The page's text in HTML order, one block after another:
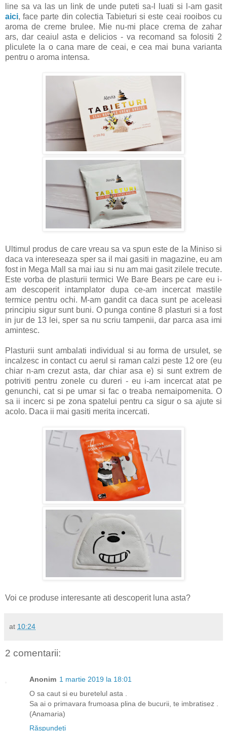
line sa va las un link de unde puteti sa-l luati si l-am gasit
aici, face parte din colectia Tabieturi si este ceai rooibos cu
aroma de creme brulee. Mie nu-mi place crema de zahar
ars, dar ceaiul asta e delicios - va recomand sa folositi 2
pliculete la o cana mare de ceai, e cea mai buna varianta
pentru o aroma intensa.
Ultimul produs de care vreau sa va spun este de la Miniso si
daca va intereseaza sper sa il mai gasiti in magazine, eu am
fost in Mega Mall sa mai iau si nu am mai gasit zilele trecute.
Este vorba de plasturii termici We Bare Bears pe care eu i-
am descoperit intamplator dupa ce-am incercat mastile
termice pentru ochi. M-am gandit ca daca sunt pe aceleasi
principiu sigur sunt buni. O punga contine 8 plasturi si a fost
in jur de 13 lei, sper sa nu scriu tampenii, dar parca asa imi
amintesc.
Plasturii sunt ambalati individual si au forma de ursulet, se
incalzesc in contact cu aerul si raman calzi peste 12 ore (eu
chiar n-am crezut asta, dar chiar asa e) si sunt extrem de
potriviti pentru zonele cu dureri - eu i-am incercat atat pe
genunchi, cat si pe umar si fac o treaba nemaipomenita. O
sa ii incerc si pe zona spatelui pentru ca sigur o sa ajute si
acolo. Daca ii mai gasiti merita incercati.
Voi ce produse interesante ati descoperit luna asta?
at 10:24
2 comentarii:
Anonim 1 martie 2019 la 18:01
O sa caut si eu buretelul asta .
Sa ai o primavara frumoasa plina de bucurii, te imbratisez .
(Anamaria)
Răspundeți